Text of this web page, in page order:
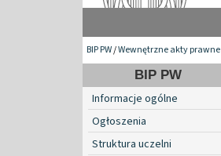
BIP PW/Wewnętrzne akty prawne
BIP PW
Informacje ogólne
Ogłoszenia
Struktura uczelni